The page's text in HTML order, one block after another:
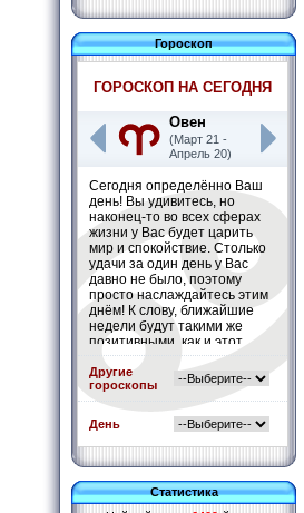
Гороскоп
ГОРОСКОП НА СЕГОДНЯ
Овен
(Март 21 -
Апрель 20)
Сегодня определённо Ваш
день! Вы удивитесь, но
наконец-то во всех сферах
жизни у Вас будет царить
мир и спокойствие. Столько
удачи за один день у Вас
давно не было, поэтому
просто наслаждайтесь этим
днём! К слову, ближайшие
недели будут такими же
позитивными, как и этот
день. Считайте это белой
полосой Вашей жизни.
Подробнее
Другие
гороскопы
День
Статистика